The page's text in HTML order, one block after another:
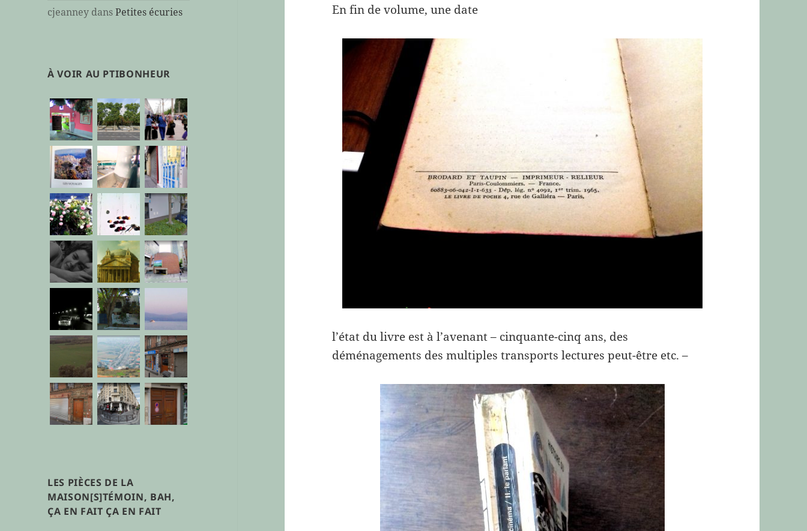
cjeanney dansPetites écuries
À VOIR AU PTIBONHEUR
LES PIÈCES DE LA
MAISON[S]TÉMOIN, BAH,
ÇA EN FAIT ÇA EN FAIT
En fin de volume, une date
l’état du livre est à l’avenant – cinquante-cinq ans, des
déménagements des multiples transports lectures peut-être etc. –